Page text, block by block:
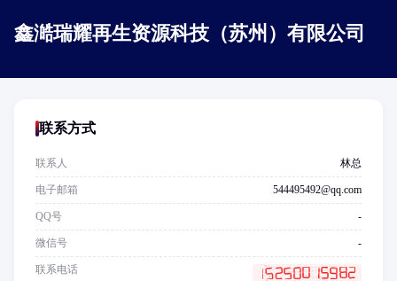
鑫澔瑞耀再生资源科技（苏州）有限公司
联系方式
联系人 林总
电子邮箱 544495492@qq.com
QQ号 -
微信号 -
联系电话